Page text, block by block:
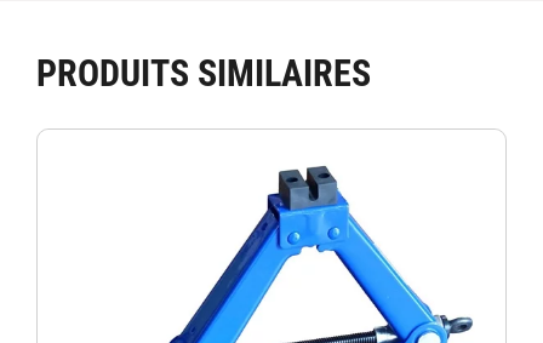
PRODUITS SIMILAIRES